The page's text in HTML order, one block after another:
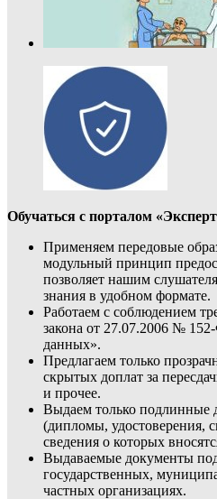
Обучаться с порталом
Применяем передовые
модульный принцип
позволяет нашим
знания в удобном формате.
Работаем с соблюдением
закона от 27.07.2006 №
данных».
Предлагаем только
скрытых доплат за
и прочее.
Выдаем только подлинные
(дипломы, удостоверения,
сведения о которых
Выдаваемые документы
государственных,
частных организациях.